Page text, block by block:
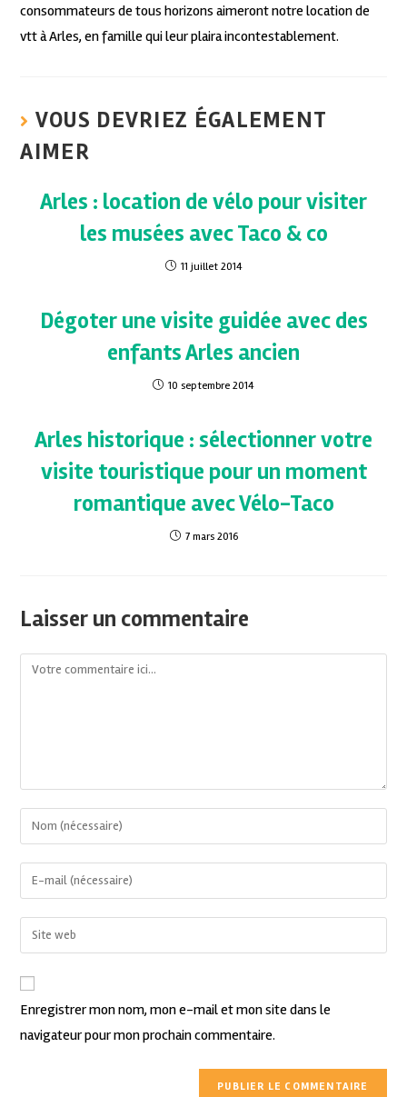
consommateurs de tous horizons aimeront notre location de
vtt à Arles, en famille qui leur plaira incontestablement.
VOUS DEVRIEZ ÉGALEMENT
AIMER
Arles : location de vélo pour visiter
les musées avec Taco & co
11 juillet 2014
Dégoter une visite guidée avec des
enfants Arles ancien
10 septembre 2014
Arles historique : sélectionner votre
visite touristique pour un moment
romantique avec Vélo-Taco
7 mars 2016
Laisser un commentaire
Enregistrer mon nom, mon e-mail et mon site dans le
navigateur pour mon prochain commentaire.